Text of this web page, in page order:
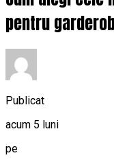
pentru
Publicat
acum 5 luni
pe